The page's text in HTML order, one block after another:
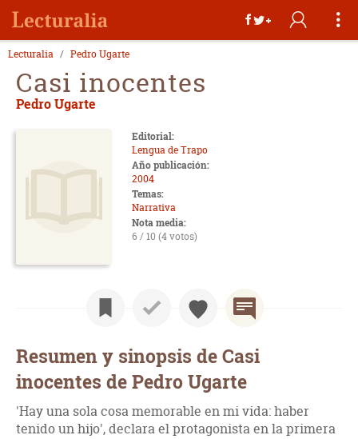
Lecturalia Pedro Ugarte
Casi inocentes
Pedro Ugarte
Editorial:
Lengua de Trapo
Año publicación:
2004
Temas:
Narrativa
Nota media:
6 / 10 (4 votos)
Resumen y sinopsis de Casi
inocentes de Pedro Ugarte
'Hay una sola cosa memorable en mi vida: haber
tenido un hijo', declara el protagonista en la primera